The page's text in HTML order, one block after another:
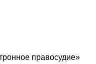
правосудие»